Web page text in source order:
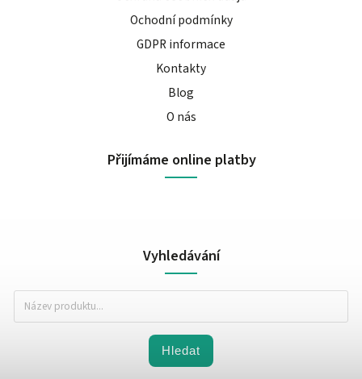
Ochodní podmínky
GDPR informace
Kontakty
Blog
O nás
Přijímáme online platby
Vyhledávání
Hledat